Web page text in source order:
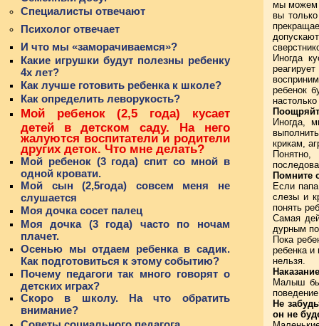
Специалисты отвечают
Психолог отвечает
И что мы «заморачиваемся»?
Какие игрушки будут полезны ребенку
4х лет?
Как лучше готовить ребенка к школе?
Как определить леворукость?
Мой ребенок (2,5 года) кусает
детей в детском саду. На него
жалуются воспитатели и родители
других деток. Что мне делать?
Мой ребенок (3 года) спит со мной в
одной кровати.
Мой сын (2,5года) совсем меня не
слушается
Моя дочка сосет палец
Моя дочка (3 года) часто по ночам
плачет.
Осенью мы отдаем ребенка в садик.
Как подготовиться к этому событию?
Почему педагоги так много говорят о
детских играх?
Скоро в школу. На что обратить
внимание?
мы можем
вы
Иногда
ребенок
Иногда,
крикам,
Помните
Если
слезы и
понять
Самая
дурным
Пока
ребенка и
нельзя.
Малыш
Не
он не